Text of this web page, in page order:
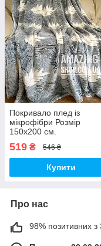
Покривало плед із
мікрофібри Розмір
150х200 см.
519 ₴ 546 ₴
Купити
Про нас
98% позитивних з